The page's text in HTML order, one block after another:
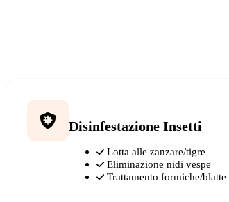
Disinfestazione Insetti
Lotta alle zanzare/tigre
Eliminazione nidi vespe
Trattamento formiche/blatte